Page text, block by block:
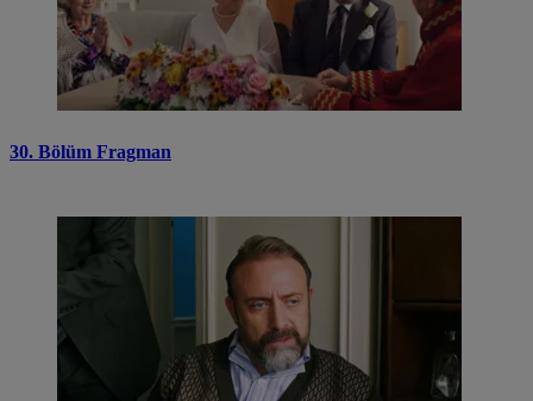
30. Bölüm Fragman